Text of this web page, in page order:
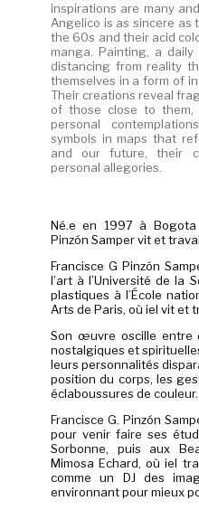
inspirations are many
Angelico is as sincere as
the 60s and their acid
manga. Painting, a
distancing from reality
themselves in a form of
Their creations reveal
of those close to
personal
symbols in maps that
and our future, their
personal allegories.
Né.e en 1997 à Bogota
Pinzón Samper vit et
Francisce G Pinzón
l’art à l’Université de la
plastiques à l’École
Arts de Paris, où iel vit et
Son œuvre oscille entre
nostalgiques et
leurs personnalités
position du corps, les
éclaboussures de couleur.
Francisce G. Pinzón
pour venir faire ses
Sorbonne, puis aux
Mimosa Echard, où iel
comme un DJ des
environnant pour mieux